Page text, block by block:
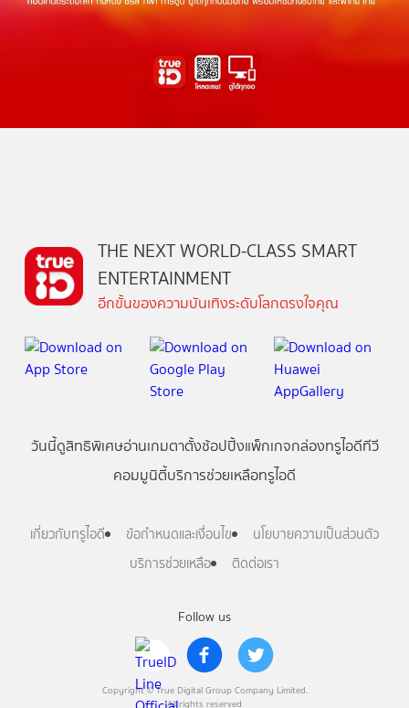
Follow us
Copyright © True Digital Group Company Limited.
All rights reserved
THE NEXT WORLD-CLASS SMART
ENTERTAINMENT
อีกขั้นของความบันเทิงระดับโลกตรงใจคุณ
วันนี้ดูสิทธิพิเศษอ่านเกมตาตั้งช้อปปิ้งแพ็กเกจกล่องทรูไอดีทีวี
คอมมูนิตี้บริการช่วยเหลือทรูไอดี
เกี่ยวกับทรูไอดี ข้อกำหนดและเงื่อนไข
นโยบายความเป็นส่วนตัว
บริการช่วยเหลือ
ติดต่อเรา